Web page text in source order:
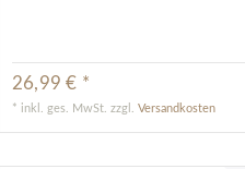
26,99 € *
* inkl. ges. MwSt. zzgl. Versandkosten